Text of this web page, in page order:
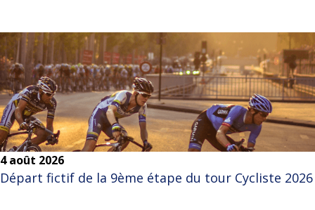
4 août 2026
Départ fictif de la 9ème étape du tour Cycliste 2026